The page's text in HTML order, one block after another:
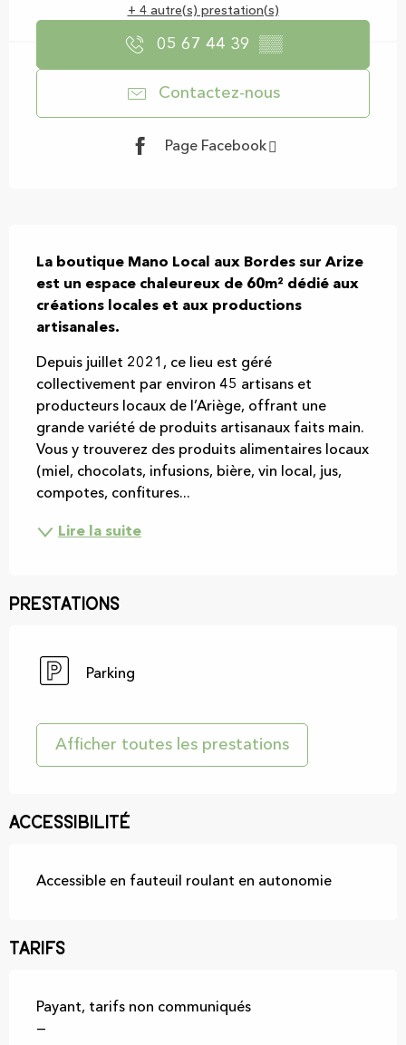
+ 4 autre(s) prestation(s)
05 67 44 39 ▒▒
Contactez-nous
Page Facebook
La boutique Mano Local aux Bordes sur Arize
est un espace chaleureux de 60m² dédié aux
créations locales et aux productions
artisanales.
Depuis juillet 2021, ce lieu est géré
collectivement par environ 45 artisans et
producteurs locaux de l’Ariège, offrant une
grande variété de produits artisanaux faits main.
Vous y trouverez des produits alimentaires locaux
(miel, chocolats, infusions, bière, vin local, jus,
compotes, confitures...
Lire la suite
Prestations
Parking
Afficher toutes les prestations
Accessibilité
Accessible en fauteuil roulant en autonomie
Tarifs
Payant, tarifs non communiqués
—